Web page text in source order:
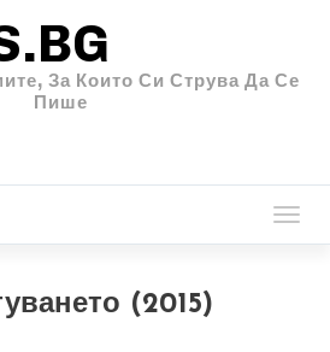
За Които Си Струва Да Се
Пише
(2015)